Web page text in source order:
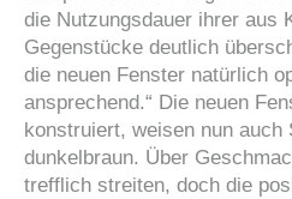
die Nutzungsdauer ihrer aus
Gegenstücke deutlich
die neuen Fenster natürlich
ansprechend.“ Die neuen
konstruiert, weisen nun auch
dunkelbraun. Über
trefflich streiten, doch die